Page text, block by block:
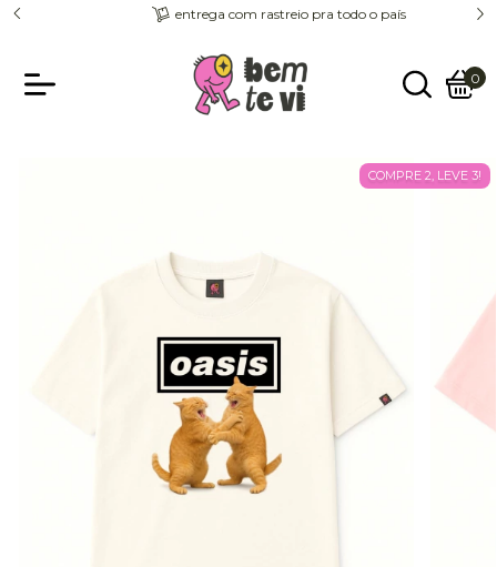
entrega com rastreio pra todo o país
0
COMPRE 2, LEVE 3!